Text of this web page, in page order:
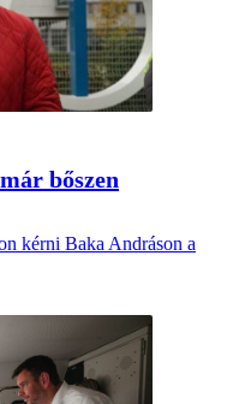
bőszen
kérni Baka Andráson a